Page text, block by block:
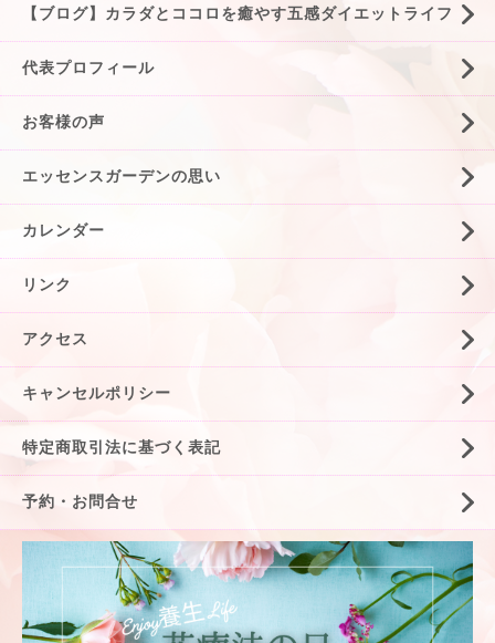
【ブログ】カラダとココロを癒やす五感ダイエットライフ
代表プロフィール
お客様の声
エッセンスガーデンの思い
カレンダー
リンク
アクセス
キャンセルポリシー
特定商取引法に基づく表記
予約・お問合せ